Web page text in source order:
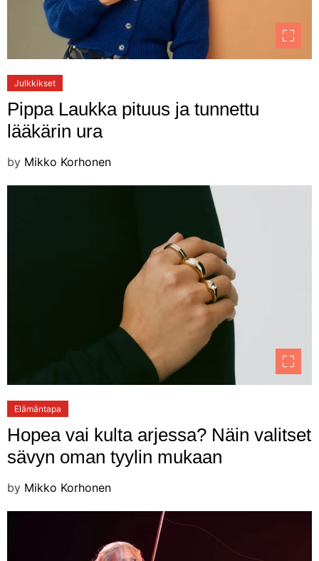
Julkkikset
Pippa Laukka pituus ja tunnettu
lääkärin ura
by Mikko Korhonen
Elämäntapa
Hopea vai kulta arjessa? Näin valitset
sävyn oman tyylin mukaan
by Mikko Korhonen